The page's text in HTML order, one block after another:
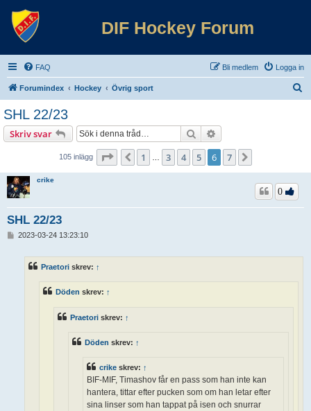
DIF Hockey Forum
FAQ Logga in
Bli medlem
Forumindex Hockey Övrig sport
SHL 22/23
Skriv svar Sök
105 inlägg Sida av7
Föregående
1 3 4 5 6 7
crike
SHL 22/23
0
2023-03-24 13:23:10
Praetori skrev: ↑
Döden skrev: ↑
Praetori skrev: ↑
Döden skrev: ↑
crike skrev: ↑
BIF-MIF, Timashov får en pass som han inte kan
hantera, tittar efter pucken som om han letar efter
sina linser som han tappat på isen och snurrar